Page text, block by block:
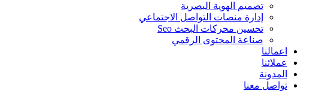
تصميم الهوية البصرية
إدارة منصات التواصل الاجتماعي
تحسين محركات البحث Seo
صناعة المحتوى الرقمي
اعمالنا
عملائنا
المدونة
تواصل معنا